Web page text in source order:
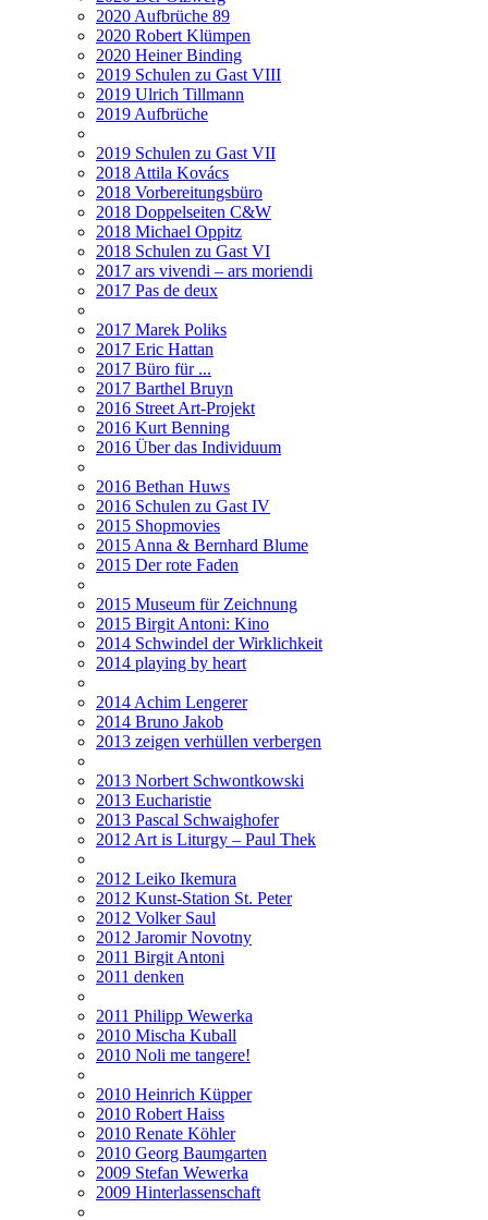
2020 Aufbrüche 89
2020 Robert Klümpen
2020 Heiner Binding
2019 Schulen zu Gast VIII
2019 Ulrich Tillmann
2019 Aufbrüche
2019 Schulen zu Gast VII
2018 Attila Kovács
2018 Vorbereitungsbüro
2018 Doppelseiten C&W
2018 Michael Oppitz
2018 Schulen zu Gast VI
2017 ars vivendi – ars moriendi
2017 Pas de deux
2017 Marek Poliks
2017 Eric Hattan
2017 Büro für ...
2017 Barthel Bruyn
2016 Street Art-Projekt
2016 Kurt Benning
2016 Über das Individuum
2016 Bethan Huws
2016 Schulen zu Gast IV
2015 Shopmovies
2015 Anna & Bernhard Blume
2015 Der rote Faden
2015 Museum für Zeichnung
2015 Birgit Antoni: Kino
2014 Schwindel der Wirklichkeit
2014 playing by heart
2014 Achim Lengerer
2014 Bruno Jakob
2013 zeigen verhüllen verbergen
2013 Norbert Schwontkowski
2013 Eucharistie
2013 Pascal Schwaighofer
2012 Art is Liturgy – Paul Thek
2012 Leiko Ikemura
2012 Kunst-Station St. Peter
2012 Volker Saul
2012 Jaromir Novotny
2011 Birgit Antoni
2011 denken
2011 Philipp Wewerka
2010 Mischa Kuball
2010 Noli me tangere!
2010 Heinrich Küpper
2010 Robert Haiss
2010 Renate Köhler
2010 Georg Baumgarten
2009 Stefan Wewerka
2009 Hinterlassenschaft